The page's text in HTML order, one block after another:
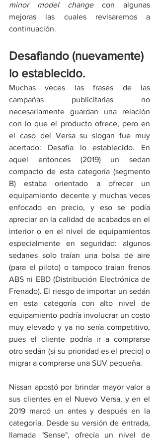
minor model change con algunas
mejoras las cuales revisaremos a
continuación.
Desafiando (nuevamente)
lo establecido.
Muchas veces las frases de las
campañas publicitarias no
necesariamente guardan una relación
con lo que el producto ofrece, pero en
el caso del Versa su slogan fue muy
acertado: Desafía lo establecido. En
aquel entonces (2019) un sedan
compacto de esta categoría (segmento
B) estaba orientado a ofrecer un
equipamiento decente y muchas veces
enfocado en precio, y eso se podía
apreciar en la calidad de acabados en el
interior o en el nivel de equipamientos
especialmente en seguridad: algunos
sedanes solo traían una bolsa de aire
(para el piloto) o tampoco traían frenos
ABS ni EBD (Distribución Electrónica de
Frenado). El riesgo de importar un sedán
en esta categoría con alto nivel de
equipamiento podría involucrar un costo
muy elevado y ya no sería competitivo,
pues el cliente podría ir a comprarse
otro sedán (si su prioridad es el precio) o
migrar a comprarse una SUV pequeña.
Nissan apostó por brindar mayor valor a
sus clientes en el Nuevo Versa, y en el
2019 marcó un antes y después en la
categoría. Desde su versión de entrada,
llamada "Sense", ofrecía un nivel de